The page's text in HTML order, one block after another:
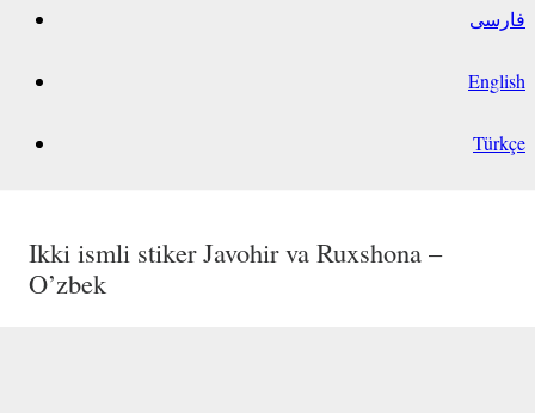
Ikki ismli stiker Iroda va Fotima – O’zbek
Ikki ismli stiker Maryam va Hadija – O’zbek
Ikki ismli stiker Qambarali va Mushtariy –
O’zbek
Ikki ismli stiker Javohir va Ruxshona –
O’zbek
فارسی
English
Türkçe